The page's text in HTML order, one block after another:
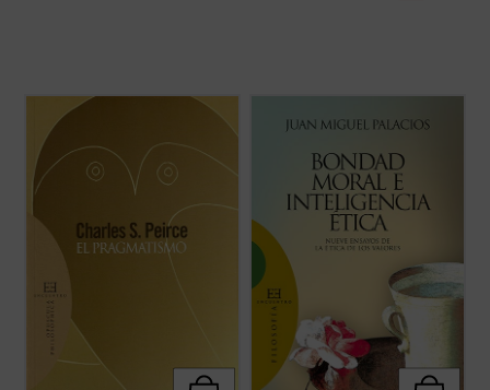
En los últimos años de su vida, Charles S.
Peirce, «el intelecto más original y versátil
que América ha producido», retoma
muchas cuestiones dentro de su evolución
intelectual y trata de dar una forma
definitiva al sistema de su pensamiento. ...
los valores y la ética fundada en ellos
habla tan sólo de valores bursátiles. Ahora
también los pedagogos ensayan desde sus
tarimas la educación en valores, ...